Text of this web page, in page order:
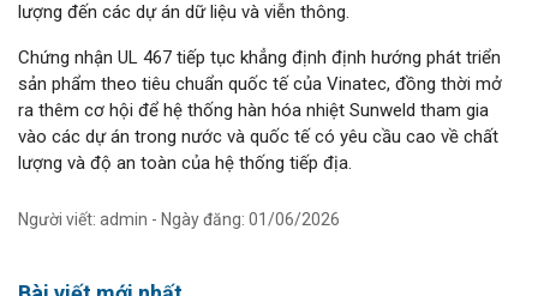
lượng đến các dự án dữ liệu và viễn thông.
Chứng nhận UL 467 tiếp tục khẳng định định hướng phát triển
sản phẩm theo tiêu chuẩn quốc tế của Vinatec, đồng thời mở
ra thêm cơ hội để hệ thống hàn hóa nhiệt Sunweld tham gia
vào các dự án trong nước và quốc tế có yêu cầu cao về chất
lượng và độ an toàn của hệ thống tiếp địa.
Người viết: admin - Ngày đăng: 01/06/2026